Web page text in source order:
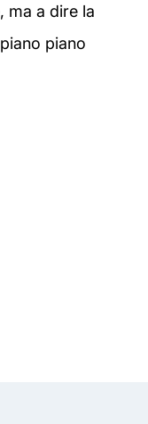
ma a dire la
piano